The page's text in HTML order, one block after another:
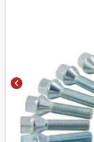
chevron_left